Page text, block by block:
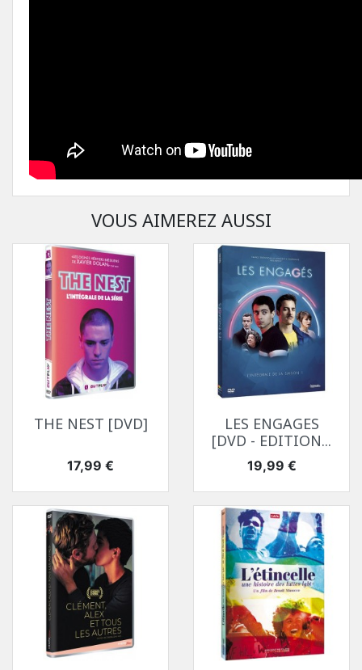
VOUS AIMEREZ AUSSI
THE NEST [DVD]
Prix
17,99 €
LES ENGAGES
[DVD - EDITION...
Prix
19,99 €